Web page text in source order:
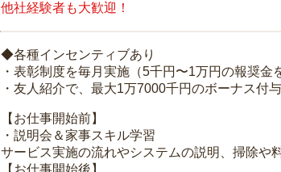
他社経験者も大歓迎！
◆各種インセンティブあり
・表彰制度を毎月実施（5千円〜1万円の報奨金
・友人紹介で、最大1万7000千円のボーナス付与
【お仕事開始前】
・説明会＆家事スキル学習
サービス実施の流れやシステムの説明、掃除や
【お仕事開始後】